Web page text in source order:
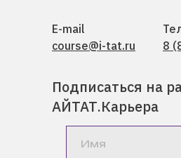
Подписаться на
АЙТАТ.Карьера
E-mail
course@i-tat.ru
8